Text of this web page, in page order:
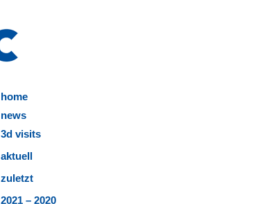
home
news
3d visits
aktuell
zuletzt
2021 – 2020